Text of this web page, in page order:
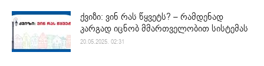
ქვიზი: ვინ რას წყვეტს? – რამდენად
კარგად იცნობ მმართველობით სისტემას
20.05.2025. 02:31